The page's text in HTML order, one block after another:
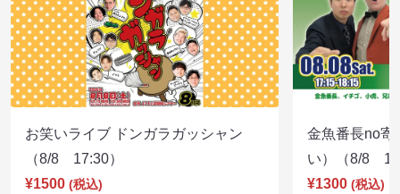
お笑いライブ ドンガラガッシャン
（8/8 17:30）
¥1500 (税込)
金魚番長no寄
い）（8/8
¥1300 (税込)